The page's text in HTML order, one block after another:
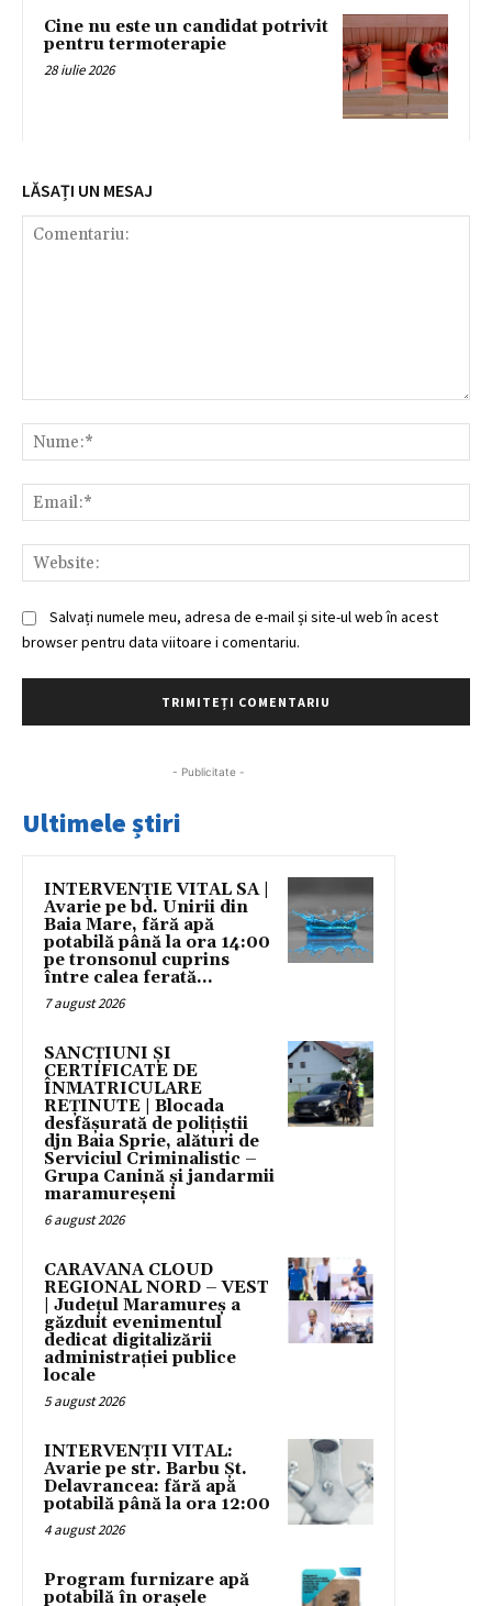
Cine nu este un candidat potrivit
pentru termoterapie
28 iulie 2026
LĂSAȚI UN MESAJ
Salvați numele meu, adresa de e-mail și site-ul web în acest
browser pentru data viitoare i comentariu.
- Publicitate -
Ultimele știri
INTERVENȚIE VITAL SA |
Avarie pe bd. Unirii din
Baia Mare, fără apă
potabilă până la ora 14:00
pe tronsonul cuprins
între calea ferată...
7 august 2026
SANCȚIUNI ȘI
CERTIFICATE DE
ÎNMATRICULARE
REȚINUTE | Blocada
desfășurată de polițiștii
djn Baia Sprie, alături de
Serviciul Criminalistic –
Grupa Canină și jandarmii
maramureșeni
6 august 2026
CARAVANA CLOUD
REGIONAL NORD – VEST
| Județul Maramureș a
găzduit evenimentul
dedicat digitalizării
administrației publice
locale
5 august 2026
INTERVENȚII VITAL:
Avarie pe str. Barbu Șt.
Delavrancea: fără apă
potabilă până la ora 12:00
4 august 2026
Program furnizare apă
potabilă în orașele